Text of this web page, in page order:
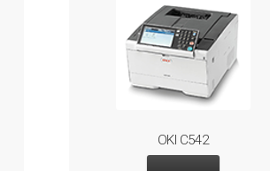
OKI C542